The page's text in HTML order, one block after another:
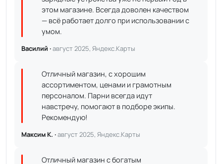
этом магазине. Всегда доволен качеством
— всё работает долго при использовании с
умом.
Василий ·август 2025, Яндекс.Карты
Отличный магазин, с хорошим
ассортиментом, ценами и грамотным
персоналом. Парни всегда идут
навстречу, помогают в подборе экипы.
Рекомендую!
Максим К. ·август 2025, Яндекс.Карты
Отличный магазин с богатым